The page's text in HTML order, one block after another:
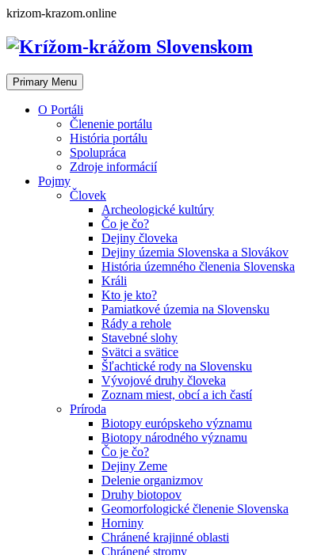
Skip
content
krizom-krazom.online
Primary Menu
O Portáli
Členenie portálu
História portálu
Spolupráca
Zdroje informácií
Pojmy
Človek
Archeologické kultúry
Čo je čo?
Dejiny človeka
Dejiny územia Slovenska a Slovákov
História územného členenia Slovenska
Králi
Kto je kto?
Pamiatkové územia na Slovensku
Rády a rehole
Stavebné slohy
Svätci a svätice
Šľachtické rody na Slovensku
Vývojové druhy človeka
Zoznam miest, obcí a ich častí
Príroda
Biotopy európskeho významu
Biotopy národného významu
Čo je čo?
Dejiny Zeme
Delenie organizmov
Druhy biotopov
Geomorfologické členenie Slovenska
Horniny
Chránené krajinné oblasti
Chránené stromy